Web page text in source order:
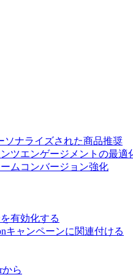
ソナライズされた商品推奨
ツエンゲージメントの最適
ムコンバージョン強化
有効化する
キャンペーンに関連付ける
から